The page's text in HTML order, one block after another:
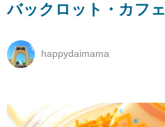
バックロット・カフェ
happydaimama